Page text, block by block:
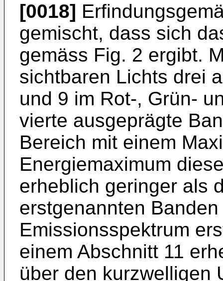
[0018]
gemischt, dass sich
gemäss Fig. 2 ergibt.
sichtbaren Lichts drei
und 9 im Rot-, Grün-
vierte ausgeprägte
Bereich mit einem
Energiemaximum
erheblich geringer als
erstgenannten
Emissionsspektrum
einem Abschnitt 11
über den kurzwelligen